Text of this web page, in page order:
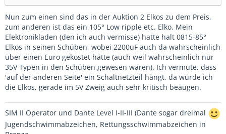
Nun zum einen sind das in der Auktion 2 Elkos zu dem Preis,
zum anderen ist das ein 105° Low ripple etc. Elko. Mein
Elektronikladen (den ich auch vermisse) hatte halt 0815-85°
Elkos in seinen Schüben, wobei 2200uF auch da wahrscheinlich
über einen Euro gekostet hätte (auch weil wahrscheinlich nur
35V Typen in den Schüben gewesen wären). Ich vermute, dass
'auf der anderen Seite' ein Schaltnetzteil hängt, da würde ich
die Elkos, gerade im 5V Zweig auch sehr kritisch beäugen.
SIM II Operator und Dante Level I-II-III (Dante sogar dreimal
Jugendschwimmabzeichen, Rettungsschwimmabzeichen in